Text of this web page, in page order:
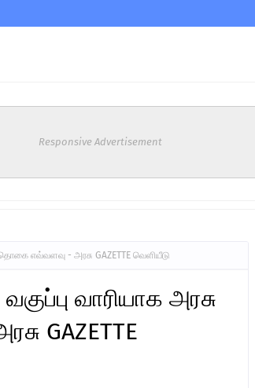
Responsive Advertisement
எவ்வளவு - அரசு GAZETTE வெளியீடு
வாரியாக அரசு
GAZETTE